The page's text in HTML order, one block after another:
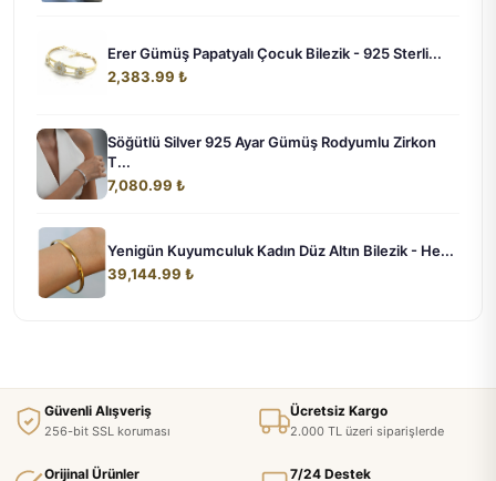
Erer Gümüş Papatyalı Çocuk Bilezik - 925 Sterli...
2,383.99 ₺
Söğütlü Silver 925 Ayar Gümüş Rodyumlu Zirkon
T...
7,080.99 ₺
Yenigün Kuyumculuk Kadın Düz Altın Bilezik - He...
39,144.99 ₺
Güvenli Alışveriş
256-bit SSL koruması
Ücretsiz Kargo
2.000 TL üzeri siparişlerde
Orijinal Ürünler 7/24 Destek